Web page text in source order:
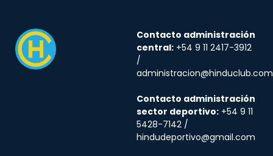
Contacto administración
central: +54 9 11 2417-3912
/
Contacto administración
sector deportivo: +54 9 11
5428-7142 /
hindudeportivo@gmail.com